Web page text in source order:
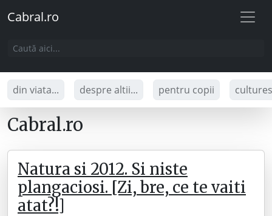
Cabral.ro
din viata... despre altii... pentru copii
Cabral.ro
Natura si 2012. Si niste
plangaciosi. [Zi, bre, ce te vaiti
atat?!]